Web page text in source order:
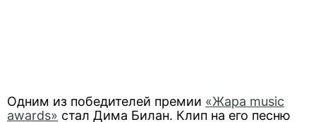
Одним из победителей премии «Жара music
awards» стал Дима Билан. Клип на его песню